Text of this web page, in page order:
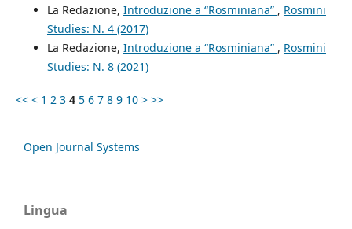
La Redazione, Introduzione a “Rosminiana” , Rosmini
Studies: N. 4 (2017)
La Redazione, Introduzione a “Rosminiana” , Rosmini
Studies: N. 8 (2021)
<< < 1 2 3 4 5 6 7 8 9 10 > >>
Open Journal Systems
Lingua